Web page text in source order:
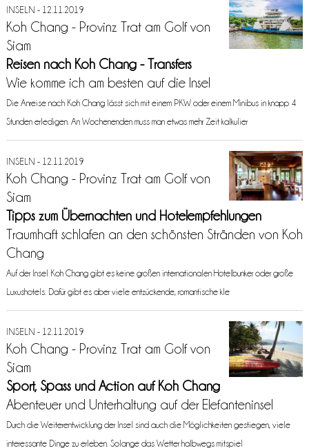
INSELN - 12.11.2019
Koh Chang - Provinz Trat am Golf von
Siam
Reisen nach Koh Chang - Transfers
Wie komme ich am besten auf die Insel
Die Anreise nach Koh Chang lässt sich mit einem PKW oder einem Minibus in knapp 4
Stunden erledigen. An Wochenenden muss man etwas mehr Zeit kalkulier
INSELN - 12.11.2019
Koh Chang - Provinz Trat am Golf von
Siam
Tipps zum Übernachten und Hotelempfehlungen
Traumhaft schlafen an den schönsten Stränden von Koh
Chang
Auf der Insel Koh Chang gibt es keine großen internationalen Hotelbunker oder große
Luxushotels. Dafür gibt es aber viele entzückende, romantische kle
INSELN - 12.11.2019
Koh Chang - Provinz Trat am Golf von
Siam
Sport, Spass und Action auf Koh Chang
Abenteuer und Unterhaltung auf der Elefanteninsel
Durch die Weiterentwicklung der Insel sind auch die Möglichkeiten gestiegen, viele
interessante Dinge zu erleben. Solange das Wetter halbwegs mitspiel